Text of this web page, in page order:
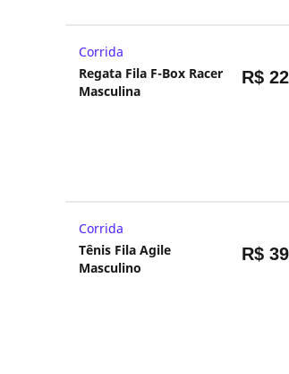
Corrida
Regata Fila F-Box Racer
Masculina
R$
Corrida
Tênis Fila Agile
Masculino
R$